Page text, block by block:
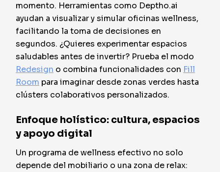
momento. Herramientas como Deptho.ai
ayudan a visualizar y simular oficinas wellness,
facilitando la toma de decisiones en
segundos. ¿Quieres experimentar espacios
saludables antes de invertir? Prueba el modo
Redesign o combina funcionalidades con Fill
Room para imaginar desde zonas verdes hasta
clústers colaborativos personalizados.
Enfoque holístico: cultura, espacios
y apoyo digital
Un programa de wellness efectivo no solo
depende del mobiliario o una zona de relax: